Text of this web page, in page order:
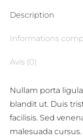
Description
Informations
Avis (0)
Nullam porta
blandit ut. Duis
facilisis. Sed
malesuada